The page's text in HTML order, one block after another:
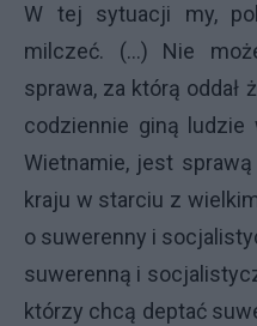
W tej sytuacji my,
milczeć. (…) Nie
sprawa, za którą oddał
codziennie giną
Wietnamie, jest
kraju w starciu z
o suwerenny i
suwerenną i
którzy chcą deptać